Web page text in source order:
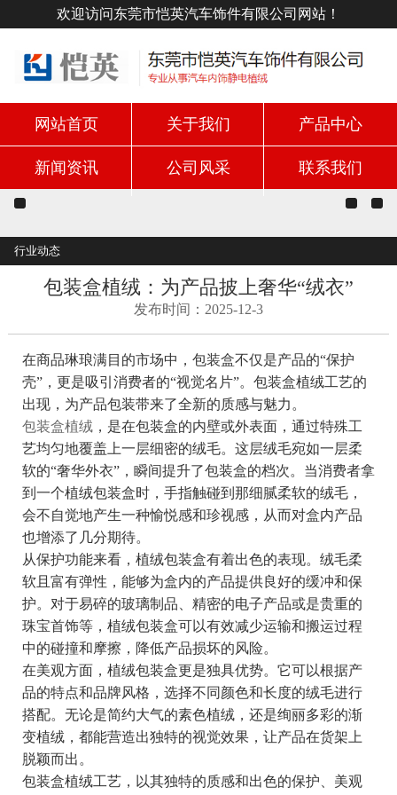
欢迎访问东莞市恺英汽车饰件有限公司网站！
网站首页 关于我们 产品中心
新闻资讯 公司风采 联系我们
行业动态
包装盒植绒：为产品披上奢华“绒衣”
发布时间：2025-12-3
在商品琳琅满目的市场中，包装盒不仅是产品的“保护
壳”，更是吸引消费者的“视觉名片”。包装盒植绒工艺的
出现，为产品包装带来了全新的质感与魅力。
包装盒植绒，是在包装盒的内壁或外表面，通过特殊工
艺均匀地覆盖上一层细密的绒毛。这层绒毛宛如一层柔
软的“奢华外衣”，瞬间提升了包装盒的档次。当消费者拿
到一个植绒包装盒时，手指触碰到那细腻柔软的绒毛，
会不自觉地产生一种愉悦感和珍视感，从而对盒内产品
也增添了几分期待。
从保护功能来看，植绒包装盒有着出色的表现。绒毛柔
软且富有弹性，能够为盒内的产品提供良好的缓冲和保
护。对于易碎的玻璃制品、精密的电子产品或是贵重的
珠宝首饰等，植绒包装盒可以有效减少运输和搬运过程
中的碰撞和摩擦，降低产品损坏的风险。
在美观方面，植绒包装盒更是独具优势。它可以根据产
品的特点和品牌风格，选择不同颜色和长度的绒毛进行
搭配。无论是简约大气的素色植绒，还是绚丽多彩的渐
变植绒，都能营造出独特的视觉效果，让产品在货架上
脱颖而出。
包装盒植绒工艺，以其独特的质感和出色的保护、美观